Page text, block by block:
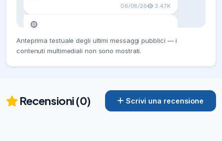
06/08/26 3.47K
🟡️
LEGO DUPLO Treno dei Numeri Giochi
Didattici 10954
‼️
👉
https://amzlink.to/az0YHuW7O8uWQ
Anteprima testuale degli ultimi messaggi pubblici — i
contenuti multimediali non sono mostrati.
Recensioni (0) Scrivi una recensione